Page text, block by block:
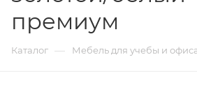
премиум
Каталог — Мебель для учебы и